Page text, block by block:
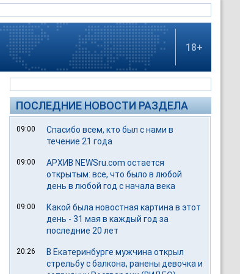
18+
ПОСЛЕДНИЕ НОВОСТИ РАЗДЕЛА
09:00
Спасибо всем, кто был с нами в
течение 21 года
09:00
АРХИВ NEWSru.com остается
открытым: все, что было в любой
день в любой год с начала века
09:00
Какой была новостная картина в этот
день - 31 мая в каждый год за
последние 20 лет
20:26
В Екатеринбурге мужчина открыл
стрельбу с балкона, ранены девочка и